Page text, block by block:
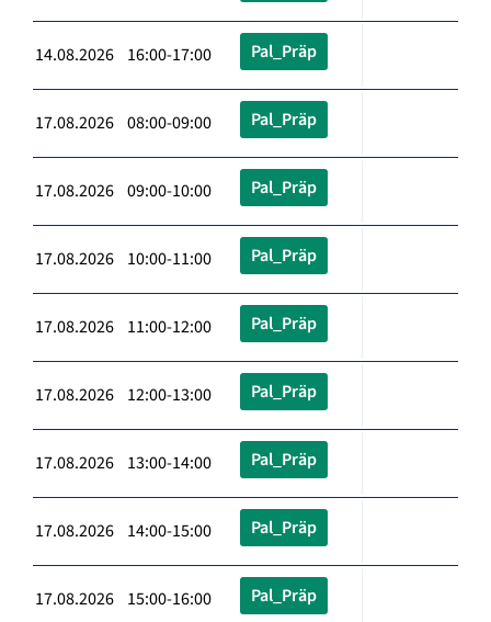
14.08.2026 16:00-17:00 Pal_Präp
17.08.2026 08:00-09:00 Pal_Präp
17.08.2026 09:00-10:00 Pal_Präp
17.08.2026 10:00-11:00 Pal_Präp
17.08.2026 11:00-12:00 Pal_Präp
17.08.2026 12:00-13:00 Pal_Präp
17.08.2026 13:00-14:00 Pal_Präp
17.08.2026 14:00-15:00 Pal_Präp
17.08.2026 15:00-16:00 Pal_Präp